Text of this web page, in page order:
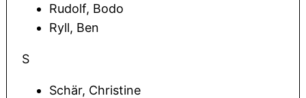
Rudolf, Bodo
Ryll, Ben
S
Schär, Christine